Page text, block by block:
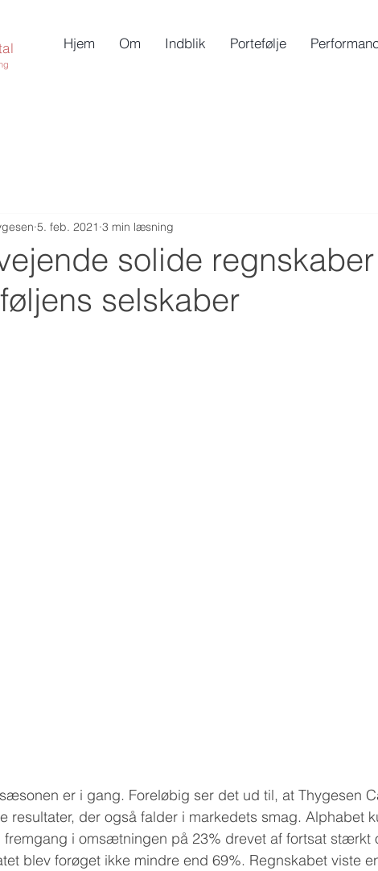
Hjem Om Indblik Portefølje
solide
selskaber
5. feb. 2021 3 min læsning
er i gang. Foreløbig ser det ud til, at Thygesen
resultater, der også falder i markedets smag. Alphabet
fremgang i omsætningen på 23% drevet af fortsat stærkt
blev forøget ikke mindre end 69%. Regnskabet viste